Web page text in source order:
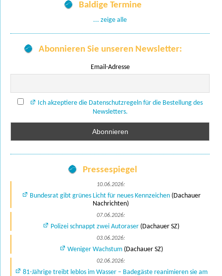
Baldige Termine
... zeige alle
Abonnieren Sie unseren Newsletter:
Email-Adresse
Ich akzeptiere die Datenschutzregeln für die Bestellung des
Newsletters.
Pressespiegel
10.06.2026:
Bundesrat gibt grünes Licht für neues Kennzeichen(Dachauer
Nachrichten)
07.06.2026:
Polizei schnappt zwei Autoraser (Dachauer SZ)
03.06.2026:
Weniger Wachstum(Dachauer SZ)
02.06.2026:
81-Jährige treibt leblos im Wasser – Badegäste reanimieren sie am